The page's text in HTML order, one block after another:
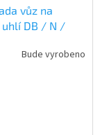
vůz na
uhlí DB / N /
Bude vyrobeno